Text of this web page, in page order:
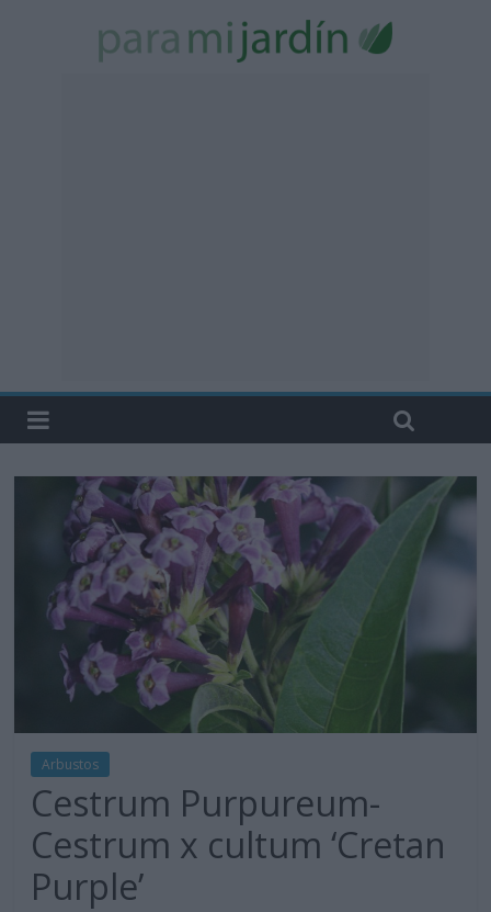
Arbustos
Cestrum Purpureum-
Cestrum x cultum ‘Cretan
Purple’